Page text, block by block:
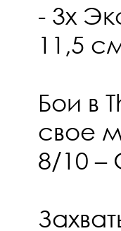
- 3x
11,5
Бои в
свое
8/10 –